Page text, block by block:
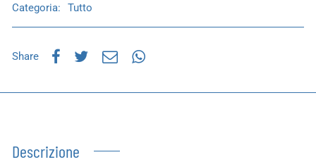
Categoria: Tutto
Share
Descrizione